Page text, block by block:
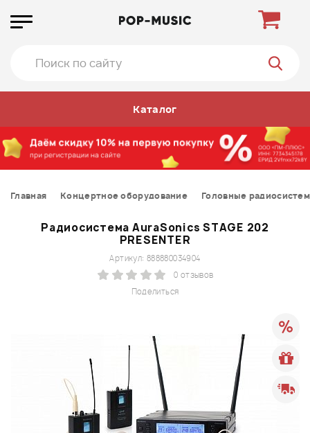
Каталог
Главная Концертное оборудование Головные
Радиосистема AuraSonics STAGE 202
PRESENTER
Поделиться
Артикул: 888880034904
0 отзывов